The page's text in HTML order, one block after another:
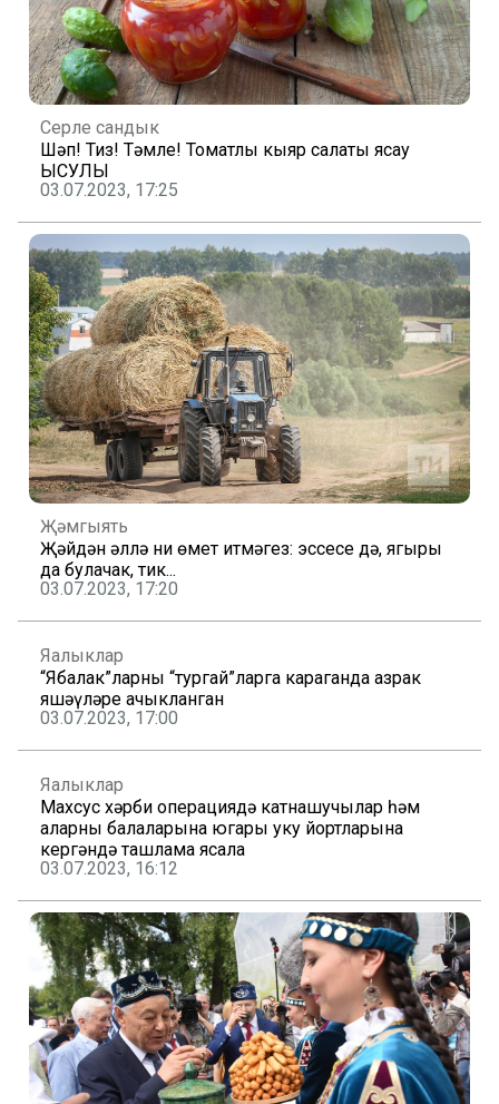
Серле сандык
Шәп! Тиз! Тәмле! Томатлы кыяр салаты ясау
ЫСУЛЫ
03.07.2023, 17:25
Җәмгыять
Җәйдән әллә ни өмет итмәгез: эссесе дә, яңгыры
да булачак, тик...
03.07.2023, 17:20
Яңалыклар
“Ябалак”ларның “тургай”ларга караганда азрак
яшәүләре ачыкланган
03.07.2023, 17:00
Яңалыклар
Махсус хәрби операциядә катнашучылар һәм
аларның балаларына югары уку йортларына
кергәндә ташлама ясала
03.07.2023, 16:12